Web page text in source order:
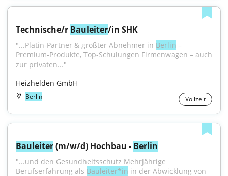
Technische/r Bauleiter/in SHK
"...Platin-Partner & größter Abnehmer in Berlin –
Premium-Produkte, Top-Schulungen Firmenwagen – auch
zur privaten..."
Heizhelden GmbH
Berlin Vollzeit
Bauleiter (m/w/d) Hochbau - Berlin
"...und den Gesundheitsschutz Mehrjährige
Berufserfahrung als Bauleiter*in in der Abwicklung von